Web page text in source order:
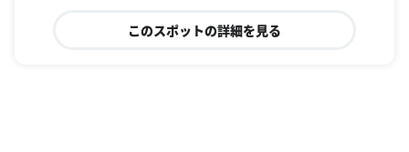
このスポットの詳細を見る